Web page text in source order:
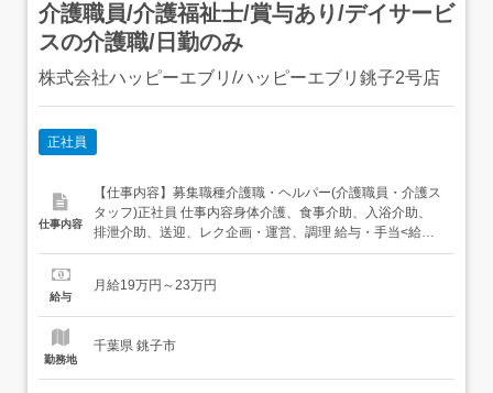
介護職員/介護福祉士/賞与あり/デイサービ
スの介護職/日勤のみ
株式会社ハッピーエブリ/ハッピーエブリ銚子2号店
正社員
仕事内容
【仕事内容】募集職種介護職・ヘルパー(介護職員・介護ス
タッフ)正社員 仕事内容身体介護、食事介助、入浴介助、
排泄介助、送迎、レク企画・運営、調理 給与・手当<給与>
月給190,000〜230,000円<手当>交通費支給:実費(上限な
勤務時間日勤専従1日勤:8:15～17:15(休憩60分) 勤...
給与
月給19万円～23万円
勤務地
千葉県 銚子市